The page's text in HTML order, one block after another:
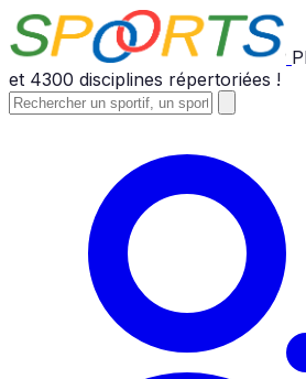
et 4300 disciplines répertoriées !